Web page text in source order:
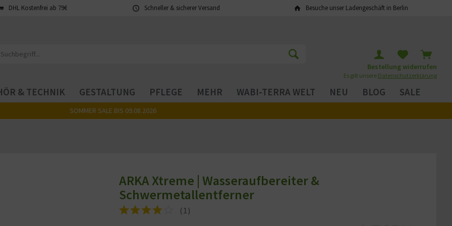
DHL Kostenfrei ab 79€ Schneller & sicherer Versand Besuche unser Ladengeschäft in Berlin
Bestellung widerrufen
Es gilt unsere Datenschutzerklärung
& TECHNIK GESTALTUNG PFLEGE MEHR WABI-TERRA WELT NEU BLOG SALE
SOMMER SALE BIS 09.08.2026
ARKA Xtreme | Wasseraufbereiter &
Schwermetallentferner
(1)